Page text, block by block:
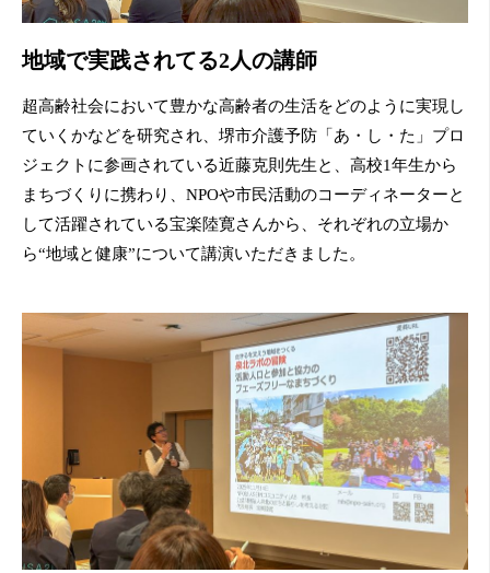
地域で実践されてる2人の講師
超高齢社会において豊かな高齢者の生活をどのように実現し
ていくかなどを研究され、堺市介護予防「あ・し・た」プロ
ジェクトに参画されている近藤克則先生と、高校1年生から
まちづくりに携わり、NPOや市民活動のコーディネーターと
して活躍されている宝楽陸寛さんから、それぞれの立場か
ら“地域と健康”について講演いただきました。